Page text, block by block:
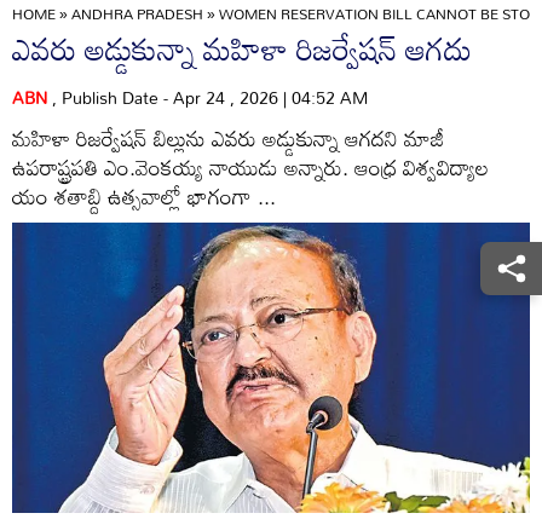
HOME»ANDHRA PRADESH»WOMEN RESERVATION BILL CANNOT BE
ఎవరు అడ్డుకున్నా మహిళా రిజర్వేషన్‌ ఆగదు
ABN, Publish Date - Apr 24 , 2026 | 04:52 AM
మహిళా రిజర్వేషన్‌ బిల్లును ఎవరు అడ్డుకున్నా ఆగదని మాజీ
ఉపరాష్ట్రపతి ఎం.వెంకయ్య నాయుడు అన్నారు. ఆంధ్ర విశ్వవిద్యాల
యం శతాబ్ది ఉత్సవాల్లో భాగంగా ...